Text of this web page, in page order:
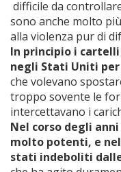
difficile da
sono anche molto
alla violenza pur di
In principio i cartelli
negli Stati Uniti
che volevano
troppo sovente le
intercettavano i
Nel corso degli
molto potenti, e
stati indeboliti